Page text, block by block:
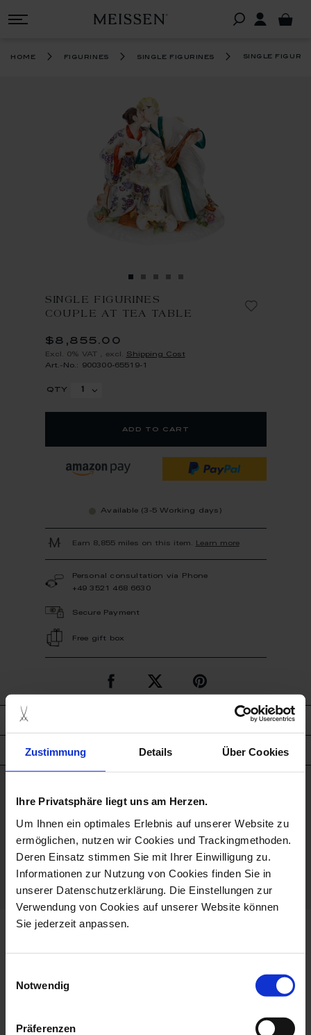
Zustimmung Details Über Cookies
Ihre Privatsphäre liegt uns am Herzen.
Um Ihnen ein optimales Erlebnis auf unserer Website zu
ermöglichen, nutzen wir Cookies und Trackingmethoden.
Deren Einsatz stimmen Sie mit Ihrer Einwilligung zu.
Informationen zur Nutzung von Cookies finden Sie in
unserer Datenschutzerklärung. Die Einstellungen zur
Verwendung von Cookies auf unserer Website können
Sie jederzeit anpassen.
Notwendig
Präferenzen
home figurines single figurines single
SINGLE FIGURINES
COUPLE AT TEA TABLE
$8,855.00
Excl. 0% VAT excl. Shipping Cost
Art.-No.: 900300-65519-1
qty
add to cart
Available (3-5 Working days)
Earn 8,855 miles on this item. Learn more
Personal consultation via Phone
+49 3521 468 6630
Secure Payment
Free gift box
description
product details
good to know
Hand Painted
Germany